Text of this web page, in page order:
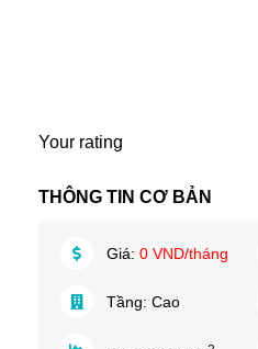
Your rating
THÔNG TIN CƠ BẢN
Giá:0 VND/tháng
Tầng:Cao